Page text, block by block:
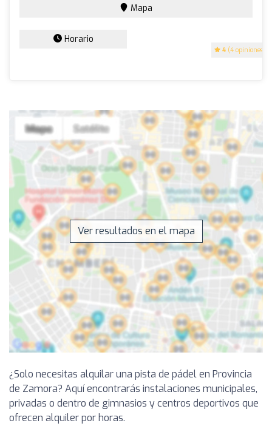
4 (4 opiniones)
Mapa
Horario
Ver resultados en el mapa
¿Solo necesitas alquilar una pista de pádel en Provincia
de Zamora? Aquí encontrarás instalaciones municipales,
privadas o dentro de gimnasios y centros deportivos que
ofrecen alquiler por horas.